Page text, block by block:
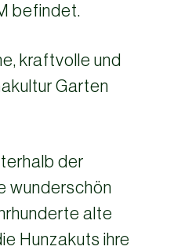
befindet.
kraftvolle und
Garten
der
wunderschön
alte
Hunzakuts ihre